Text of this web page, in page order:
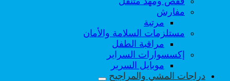
مفارش
مرتبة
مستلزمات السلامة والأمان
مراقبة الطفل
إكسسوارات السراير
موبايل السرير
دراجات المشي والمراجيح